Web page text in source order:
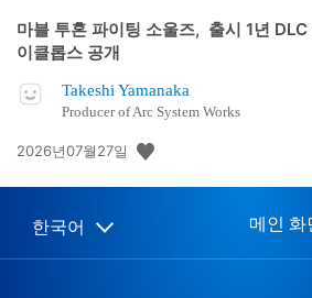
마블 투혼 파이팅 소울즈, 출시 1년
이클롭스 공개
Takeshi Yamanaka
Producer of Arc System Works
공
일:
2026년07월27일
Select
Current
한국어 메인 화